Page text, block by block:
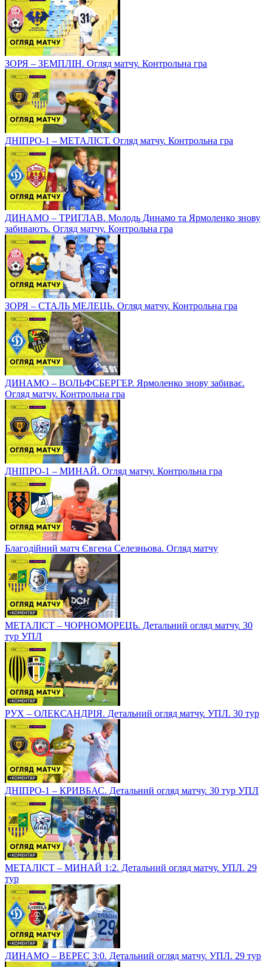
ЗОРЯ – ЗЕМПЛІН. Огляд матчу. Контрольна гра
ДНІПРО-1 – МЕТАЛІСТ. Огляд матчу. Контрольна гра
ДИНАМО – ТРИГЛАВ. Молодь Динамо та Ярмоленко знову
забивають. Огляд матчу. Контрольна гра
ЗОРЯ – СТАЛЬ МЕЛЕЦЬ. Огляд матчу. Контрольна гра
ДИНАМО – ВОЛЬФСБЕРГЕР. Ярмоленко знову забиває.
Огляд матчу. Контрольна гра
ДНІПРО-1 – МИНАЙ. Огляд матчу. Контрольна гра
Благодійний матч Євгена Селезньова. Огляд матчу
МЕТАЛІСТ – ЧОРНОМОРЕЦЬ. Детальний огляд матчу. 30
тур УПЛ
РУХ – ОЛЕКСАНДРІЯ. Детальний огляд матчу. УПЛ. 30 тур
ДНІПРО-1 – КРИВБАС. Детальний огляд матчу. 30 тур УПЛ
МЕТАЛІСТ – МИНАЙ 1:2. Детальний огляд матчу. УПЛ. 29
тур
ДИНАМО – ВЕРЕС 3:0. Детальний огляд матчу. УПЛ. 29 тур